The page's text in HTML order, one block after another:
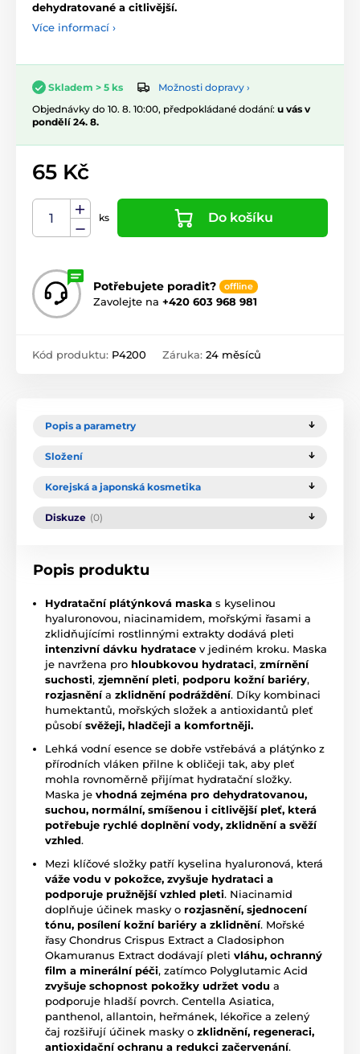
dehydratované a citlivější.
Více informací ›
Skladem > 5 ks
Možnosti dopravy ›
Objednávky do 10. 8. 10:00, předpokládané dodání: u vás v
pondělí 24. 8.
65 Kč
ks Do košíku
Potřebujete poradit? offline
Zavolejte na +420 603 968 981
Kód produktu: P4200 Záruka: 24 měsíců
Popis a parametry
Složení
Korejská a japonská kosmetika
Diskuze (0)
Popis produktu
Hydratační plátýnková maska s kyselinou
hyaluronovou, niacinamidem, mořskými řasami a
zklidňujícími rostlinnými extrakty dodává pleti
intenzivní dávku hydratace v jediném kroku. Maska
je navržena pro hloubkovou hydrataci, zmírnění
suchosti, zjemnění pleti, podporu kožní bariéry,
rozjasněnía zklidnění podráždění. Díky kombinaci
humektantů, mořských složek a antioxidantů pleť
působí svěžeji, hladčeji a komfortněji.
Lehká vodní esence se dobře vstřebává a plátýnko z
přírodních vláken přilne k obličeji tak, aby pleť
mohla rovnoměrně přijímat hydratační složky.
Maska je vhodná zejména pro dehydratovanou,
suchou, normální, smíšenou i citlivější pleť, která
potřebuje rychlé doplnění vody, zklidnění a svěží
vzhled.
Mezi klíčové složky patří kyselina hyaluronová, která
váže vodu v pokožce, zvyšuje hydrataci a
podporuje pružnější vzhled pleti. Niacinamid
doplňuje účinek masky o rozjasnění, sjednocení
tónu, posílení kožní bariéry a zklidnění. Mořské
řasy Chondrus Crispus Extract a Cladosiphon
Okamuranus Extract dodávají pleti vláhu, ochranný
film a minerální péči, zatímco Polyglutamic Acid
zvyšuje schopnost pokožky udržet vodu a
podporuje hladší povrch. Centella Asiatica,
panthenol, allantoin, heřmánek, lékořice a zelený
čaj rozšiřují účinek masky o zklidnění, regeneraci,
antioxidační ochranu a redukci začervenání.